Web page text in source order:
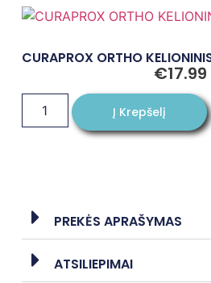
CURAPROX ORTHO
€17.99
PREKĖS APRAŠYMAS
ATSILIEPIMAI
Į Krepšelį